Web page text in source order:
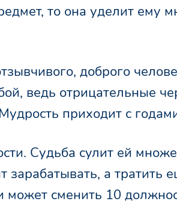
то она уделит ему
доброго
ведь отрицательные
приходит с
Судьба сулит ей
а тратить
сменить 10